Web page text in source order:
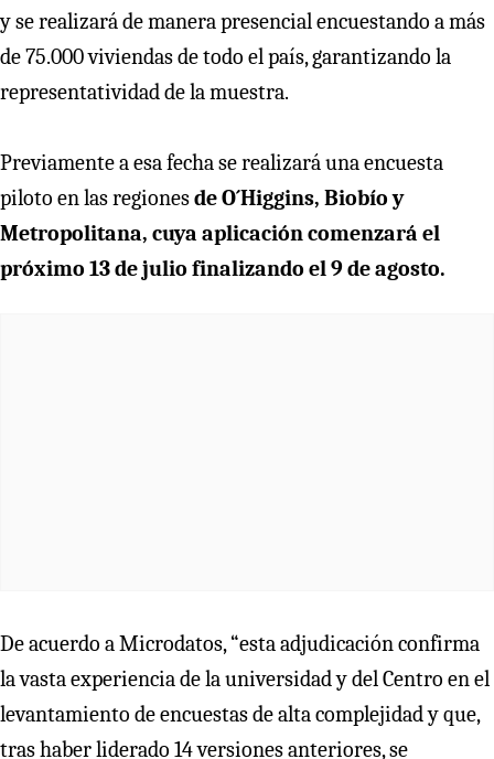
y se realizará de manera presencial encuestando a más
de 75.000 viviendas de todo el país, garantizando la
representatividad de la muestra.
Previamente a esa fecha se realizará una encuesta
piloto en las regionesde O´Higgins, Biobío y
Metropolitana, cuya aplicación comenzará el
próximo 13 de julio finalizando el 9 de agosto.
De acuerdo a Microdatos, “esta adjudicación confirma
la vasta experiencia de la universidad y del Centro en el
levantamiento de encuestas de alta complejidad y que,
tras haber liderado 14 versiones anteriores, se